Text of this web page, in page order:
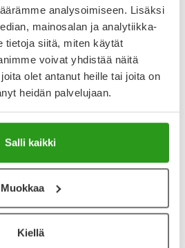
analysoimiseen. Lisäksi
mainosalan ja analytiikka-
tietoja siitä, miten käytät
voivat yhdistää näitä
olet antanut heille tai joita on
heidän palvelujaan.
Salli kaikki
Muokkaa
Kiellä
ostetuilla tuotteilla ei ole
Nicotinell-tuotteet
ne lopu kesken.